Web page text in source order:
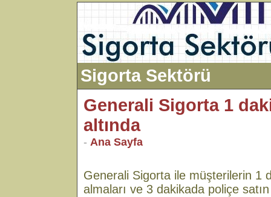
Sigorta Sektörü
Generali Sigorta 1
altında
- Ana Sayfa
Generali Sigorta ile müşterilerin 1
almaları ve 3 dakikada poliçe